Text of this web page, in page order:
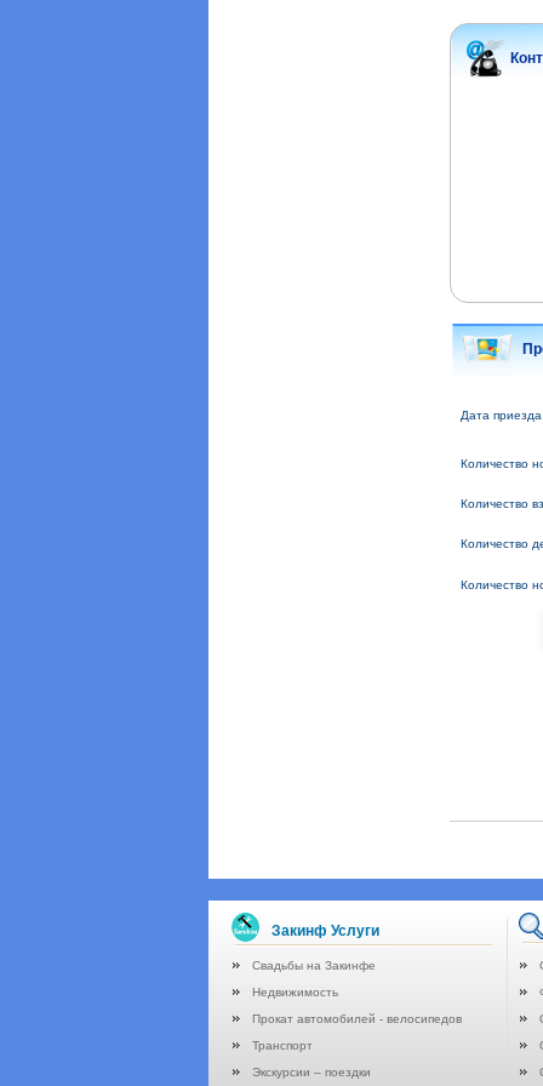
Дата приезда
Количество
Количество
Количество
Количество
Закинф Услуги
Свадьбы на Закинфе
Недвижимость
Прокат автомобилей - велосипедов
Транспорт
Экскурсии – поездки